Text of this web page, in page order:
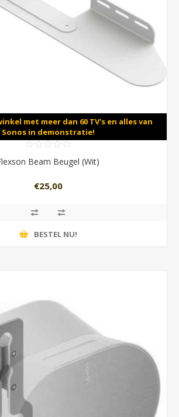
met meer dan 60 TV's en alles van
Sonos in demonstratie!
Beam Beugel (Wit)
€25,00
BESTEL NU!